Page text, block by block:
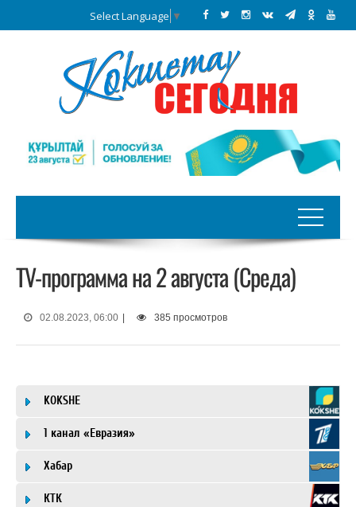
Select Language ▼
TV-программа на 2 августа (Среда)
02.08.2023, 06:00 385 просмотров
KOKSHE
1 канал «Евразия»
Хабар
КТК